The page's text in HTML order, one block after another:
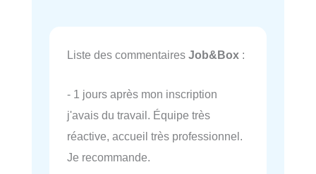
Liste des commentaires Job&Box :
- 1 jours après mon inscription
j'avais du travail. Équipe très
réactive, accueil très professionnel.
Je recommande.